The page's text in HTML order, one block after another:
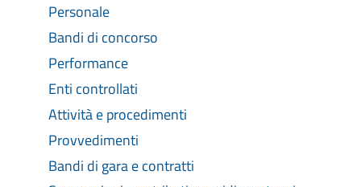
Personale
Bandi di concorso
Performance
Enti controllati
Attività e procedimenti
Provvedimenti
Bandi di gara e contratti